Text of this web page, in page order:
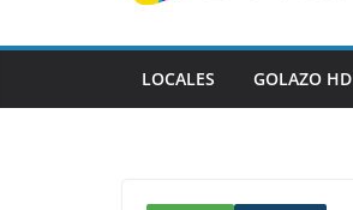
LOCALES GOLAZO HD